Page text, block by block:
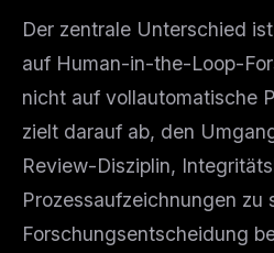
Der zentrale Unterschied
auf Human-in-the-Loop-
nicht auf vollautomatische
zielt darauf ab, den
Review-Disziplin,
Prozessaufzeichnungen zu
Forschungsentscheidung